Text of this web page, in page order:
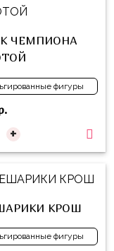
ЧЕМПИОНА
фигуры
+
КРОШ
фигуры